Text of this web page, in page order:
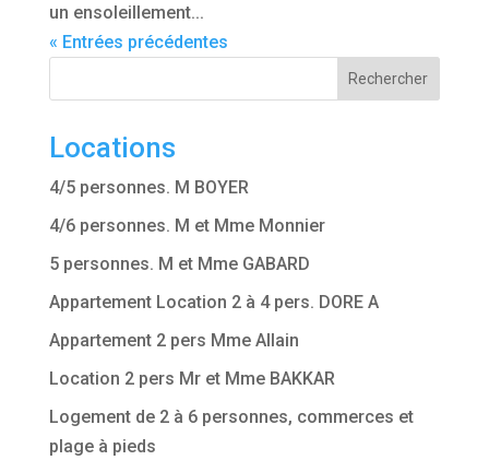
un ensoleillement...
« Entrées précédentes
Rechercher
Locations
4/5 personnes. M BOYER
4/6 personnes. M et Mme Monnier
5 personnes. M et Mme GABARD
Appartement Location 2 à 4 pers. DORE A
Appartement 2 pers Mme Allain
Location 2 pers Mr et Mme BAKKAR
Logement de 2 à 6 personnes, commerces et
plage à pieds